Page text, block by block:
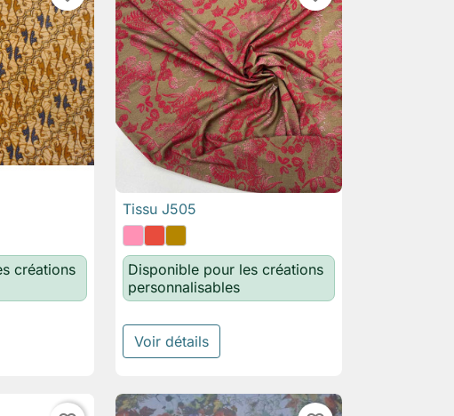
créations
 Aperçu rapide
Tissu J505
Disponible pour les créations
personnalisables
Voir détails